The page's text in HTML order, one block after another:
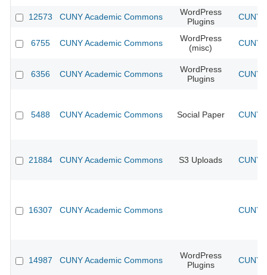
12573 CUNY Academic Commons
WordPress
Plugins
CUNY
6755 CUNY Academic Commons
WordPress
(misc)
CUNY
6356 CUNY Academic Commons
WordPress
Plugins
CUNY
5488 CUNY Academic Commons Social Paper CUNY
21884 CUNY Academic Commons S3 Uploads CUNY
16307 CUNY Academic Commons CUNY
14987 CUNY Academic Commons
WordPress
Plugins
CUNY